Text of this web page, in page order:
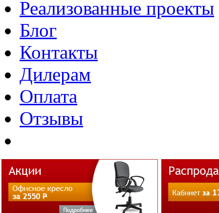
Реализованные проекты
Блог
Контакты
Дилерам
Оплата
Отзывы